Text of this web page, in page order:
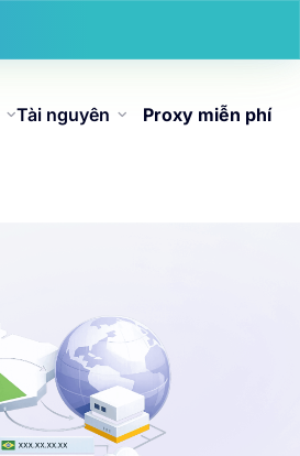
Tài nguyên Proxy miễn phí